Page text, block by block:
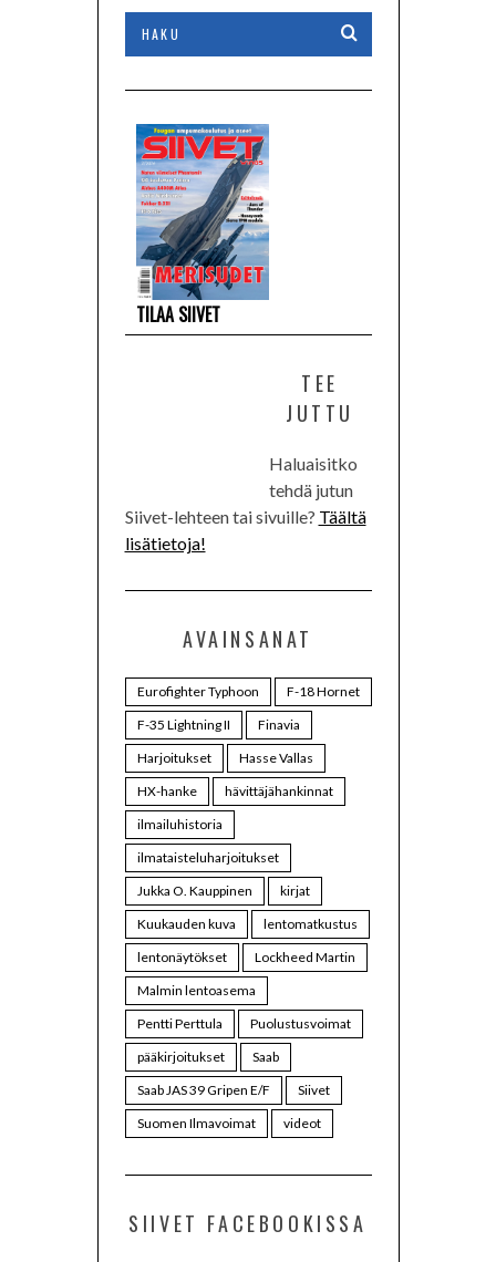
TILAA SIIVET
TEE
JUTTU
Haluaisitko
tehdä jutun
Siivet-lehteen tai sivuille? Täältä
lisätietoja!
AVAINSANAT
Eurofighter Typhoon
F-18 Hornet
F-35 Lightning II
Finavia
Harjoitukset
Hasse Vallas
HX-hanke
hävittäjähankinnat
ilmailuhistoria
ilmataisteluharjoitukset
Jukka O. Kauppinen
kirjat
Kuukauden kuva
lentomatkustus
lentonäytökset
Lockheed Martin
Malmin lentoasema
Pentti Perttula
Puolustusvoimat
pääkirjoitukset
Saab
Saab JAS 39 Gripen E/F
Siivet
Suomen Ilmavoimat
videot
SIIVET FACEBOOKISSA